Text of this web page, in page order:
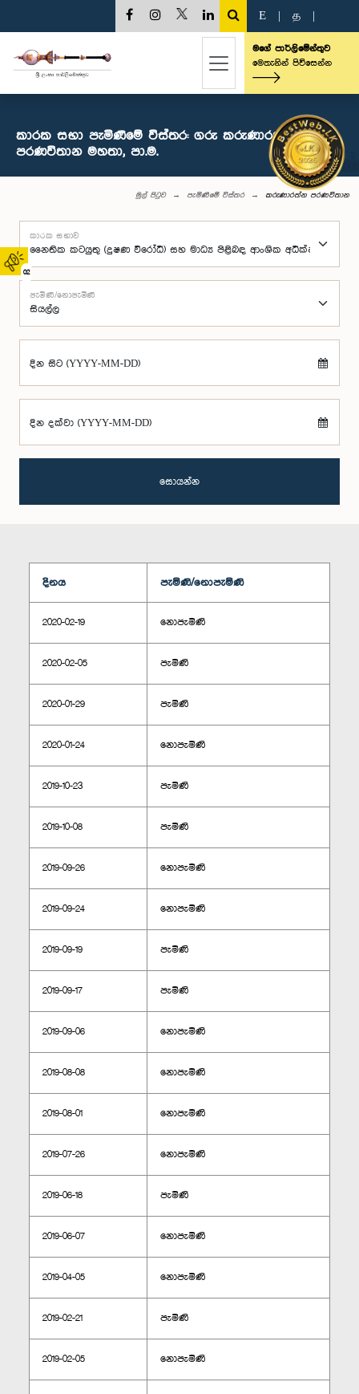
02
E த
මගේ පාර්ලිමේන්තුව
මෙතැනින් පිවිසෙන්න
කාරක සභා පැමිණීමේ විස්තර: ගරු කරුණාරත්න
පරණවිතාන මහතා, පා.ම.
මුල් පිටුව පැමිණීමේ විස්තර කරුණාරත්න පරණවිතාන
කාරක සභාව
පැමිණි/නොපැමිණි
දින සිට (YYYY-MM-DD)
දින දක්වා (YYYY-MM-DD)
සොයන්න
දිනය පැමිණි/නොපැමිණි
2020-02-19 නොපැමිණි
2020-02-05 පැමිණි
2020-01-29 පැමිණි
2020-01-24 නොපැමිණි
2019-10-23 පැමිණි
2019-10-08 පැමිණි
2019-09-26 නොපැමිණි
2019-09-24 නොපැමිණි
2019-09-19 පැමිණි
2019-09-17 පැමිණි
2019-09-06 නොපැමිණි
2019-08-08 නොපැමිණි
2019-08-01 නොපැමිණි
2019-07-26 නොපැමිණි
2019-06-18 පැමිණි
2019-06-07 නොපැමිණි
2019-04-05 නොපැමිණි
2019-02-21 පැමිණි
2019-02-05 නොපැමිණි